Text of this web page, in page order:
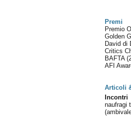
Premi
Premio
Golden
David di
Critics
BAFTA
AFI
Articoli
Incontri
naufragi